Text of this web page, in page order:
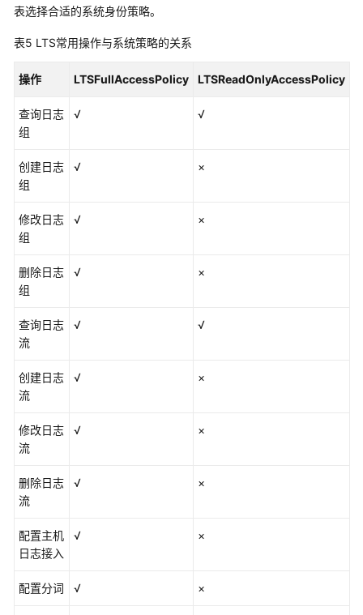
表选择合适的系统身份策略。
表5 LTS常用操作与系统策略的关系
操作 LTSFullAccessPolicy LTSReadOnlyAccessPolicy
查询日志
组
√ √
创建日志
组
√ ×
修改日志
组
√ ×
删除日志
组
√ ×
查询日志
流
√ √
创建日志
流
√ ×
修改日志
流
√ ×
删除日志
流
√ ×
配置主机
日志接入
√ ×
配置分词 √ ×